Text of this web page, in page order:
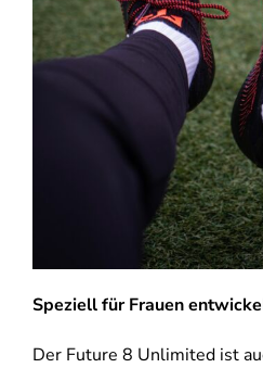
Speziell für Frauen
Der Future 8 Unlimited ist